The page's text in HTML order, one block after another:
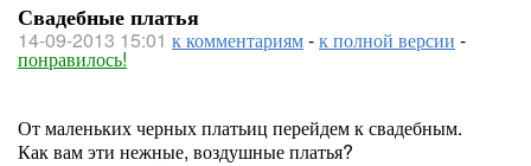
Свадебные платья
14-09-2013 15:01 к комментариям-к полной версии -
понравилось!
От маленьких черных платьиц перейдем к свадебным.
Как вам эти нежные, воздушные платья?